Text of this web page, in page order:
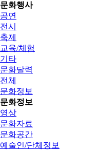
문화행사
공연
전시
축제
교육/체험
기타
문화달력
전체
문화정보
문화정보
영상
문화자료
문화공간
예술인/단체정보